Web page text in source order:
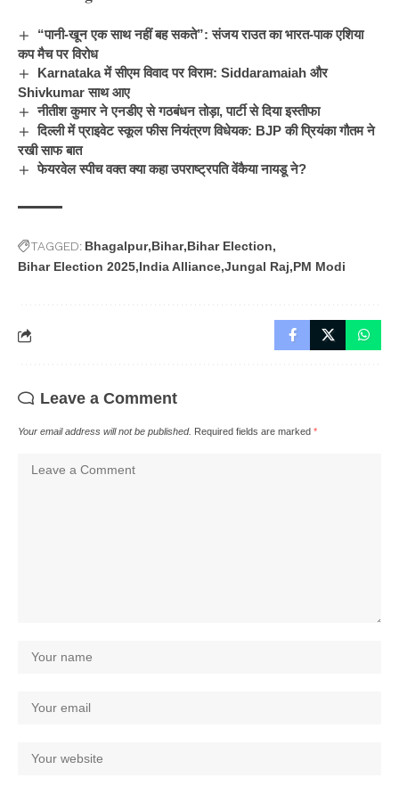
“पानी-खून एक साथ नहीं बह सकते”: संजय राउत का भारत-पाक एशिया
कप मैच पर विरोध
Karnataka में सीएम विवाद पर विराम: Siddaramaiah और
Shivkumar साथ आए
नीतीश कुमार ने एनडीए से गठबंधन तोड़ा, पार्टी से दिया इस्तीफा
दिल्ली में प्राइवेट स्कूल फीस नियंत्रण विधेयक: BJP की प्रियंका गौतम ने
रखी साफ बात
फेयरवेल स्पीच वक्त क्या कहा उपराष्ट्रपति वेंकैया नायडू ने?
TAGGED: Bhagalpur Bihar Bihar Election
Bihar Election 2025 India Alliance Jungal Raj PM Modi
Leave a Comment
Your email address will not be published. Required fields are marked *